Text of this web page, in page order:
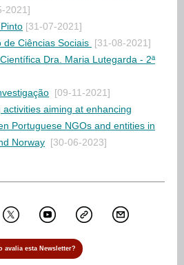
2021]
[31-07-2021]
de Ciências Sociais [31-08-2021]
Dra. Maria Lutegarda - 2ª
[09-11-2021]
aiming at enhancing
Portuguese NGOs and entities in
Norway [30-06-2023]
avalia esta Newsletter?